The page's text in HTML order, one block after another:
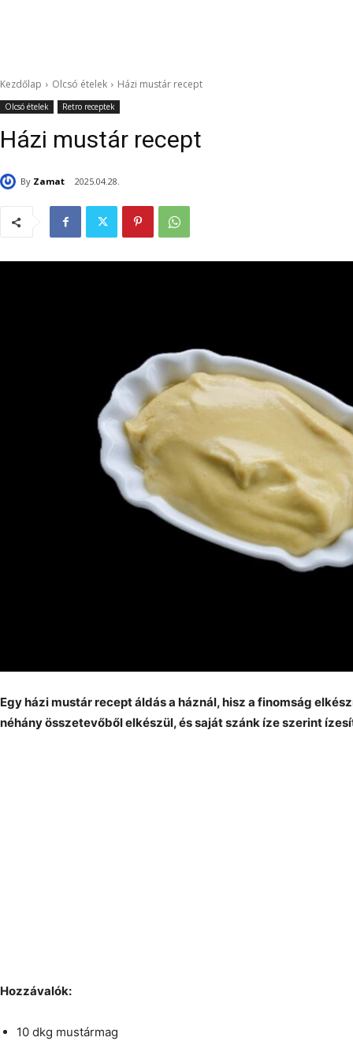
Kezdőlap Olcsó ételek Házi mustár recept
Olcsó ételek Retro receptek
Házi mustár recept
By Zamat 2025.04.28.
Egy házi mustár recept áldás a háznál, hisz a finomság
néhány összetevőből elkészül, és saját szánk íze szerint
Hozzávalók:
10 dkg mustármag